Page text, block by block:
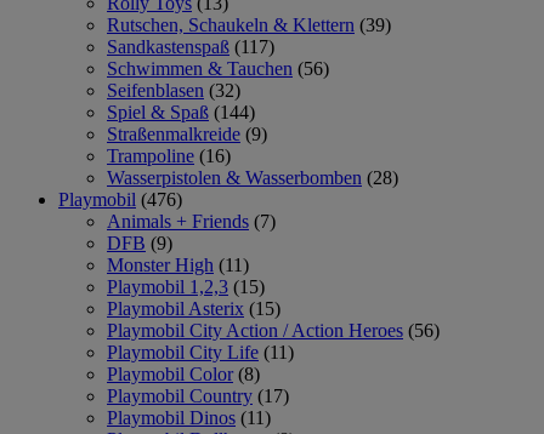
Rutschen, Schaukeln & Klettern (39)
Sandkastenspaß (117)
Schwimmen & Tauchen (56)
Seifenblasen (32)
Spiel & Spaß (144)
Straßenmalkreide (9)
Trampoline (16)
Wasserpistolen & Wasserbomben (28)
Playmobil (476)
Animals + Friends (7)
DFB (9)
Monster High (11)
Playmobil 1,2,3 (15)
Playmobil Asterix (15)
Playmobil City Action / Action Heroes (56)
Playmobil City Life (11)
Playmobil Color (8)
Playmobil Country (17)
Playmobil Dinos (11)